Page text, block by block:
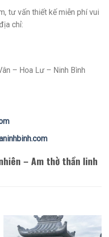
tư vấn thiết kế miễn phí vui
chỉ:
– Hoa Lư – Ninh Bình
– Am thờ thần linh